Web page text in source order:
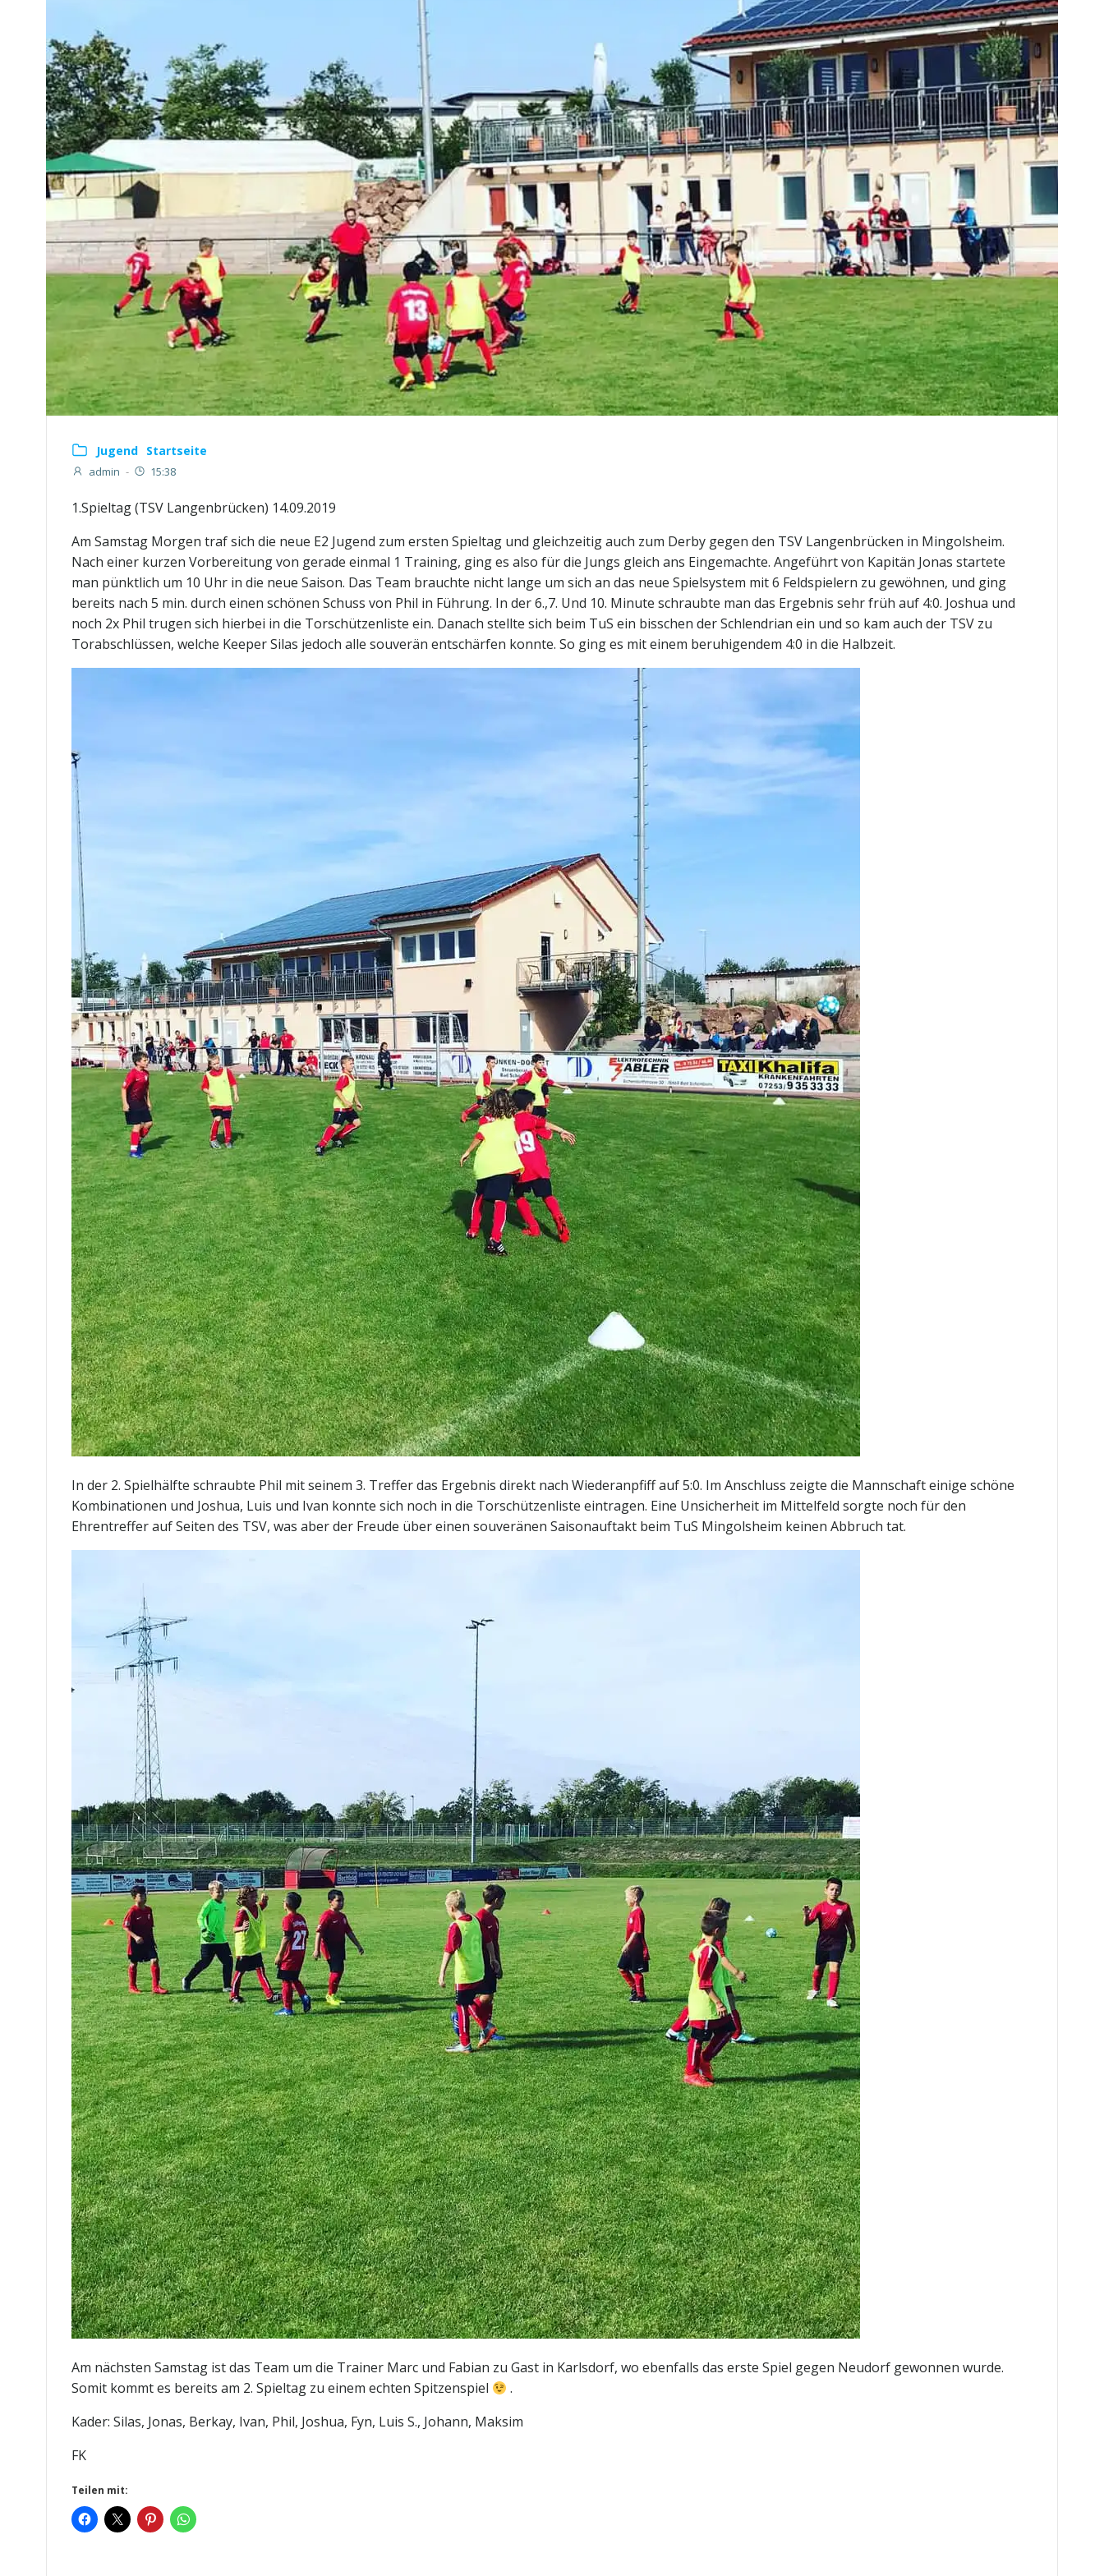
Jugend Startseite
admin - 15:38
1.Spieltag (TSV Langenbrücken) 14.09.2019
Am Samstag Morgen traf sich die neue E2 Jugend zum ersten Spieltag und gleichzeitig auch zum Derby gegen den TSV Langenbrücken in Mingolsheim.
Nach einer kurzen Vorbereitung von gerade einmal 1 Training, ging es also für die Jungs gleich ans Eingemachte. Angeführt von Kapitän Jonas startete
man pünktlich um 10 Uhr in die neue Saison. Das Team brauchte nicht lange um sich an das neue Spielsystem mit 6 Feldspielern zu gewöhnen, und ging
bereits nach 5 min. durch einen schönen Schuss von Phil in Führung. In der 6.,7. Und 10. Minute schraubte man das Ergebnis sehr früh auf 4:0. Joshua und
noch 2x Phil trugen sich hierbei in die Torschützenliste ein. Danach stellte sich beim TuS ein bisschen der Schlendrian ein und so kam auch der TSV zu
Torabschlüssen, welche Keeper Silas jedoch alle souverän entschärfen konnte. So ging es mit einem beruhigendem 4:0 in die Halbzeit.
In der 2. Spielhälfte schraubte Phil mit seinem 3. Treffer das Ergebnis direkt nach Wiederanpfiff auf 5:0. Im Anschluss zeigte die Mannschaft einige schöne
Kombinationen und Joshua, Luis und Ivan konnte sich noch in die Torschützenliste eintragen. Eine Unsicherheit im Mittelfeld sorgte noch für den
Ehrentreffer auf Seiten des TSV, was aber der Freude über einen souveränen Saisonauftakt beim TuS Mingolsheim keinen Abbruch tat.
Am nächsten Samstag ist das Team um die Trainer Marc und Fabian zu Gast in Karlsdorf, wo ebenfalls das erste Spiel gegen Neudorf gewonnen wurde.
Somit kommt es bereits am 2. Spieltag zu einem echten Spitzenspiel
.
Kader: Silas, Jonas, Berkay, Ivan, Phil, Joshua, Fyn, Luis S., Johann, Maksim
FK
Teilen mit: